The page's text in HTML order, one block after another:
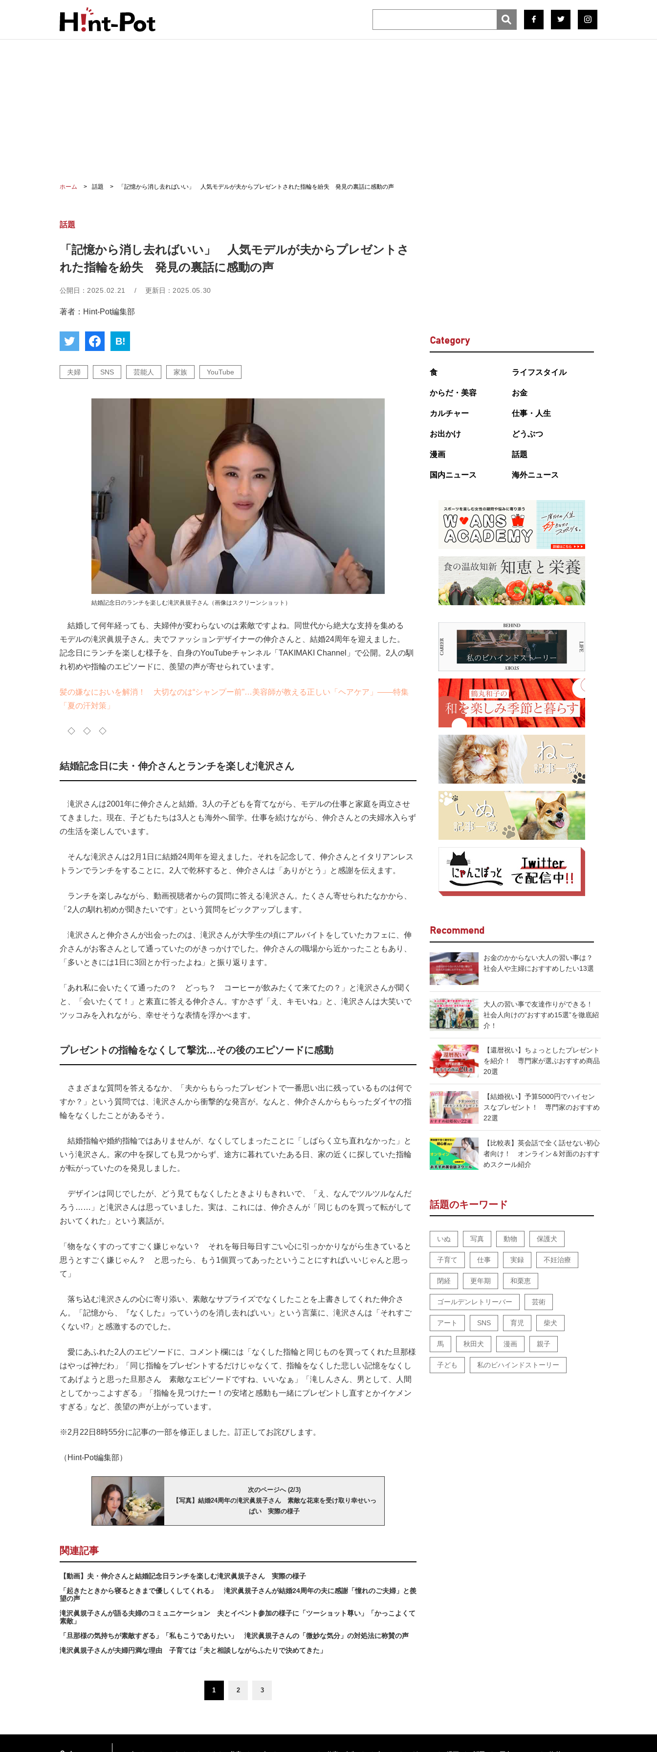
ホーム 話題 「記憶から消し去ればいい」 人気モデルが夫からプレゼントされた指輪を紛失 発見の裏話に感動の声
話題
「記憶から消し去ればいい」 人気モデルが夫からプレゼントさ
れた指輪を紛失 発見の裏話に感動の声
公開日： 2025.02.21 / 更新日： 2025.05.30
著者：Hint-Pot編集部
B!
夫婦 SNS 芸能人 家族 YouTube
結婚記念日のランチを楽しむ滝沢眞規子さん（画像はスクリーンショット）
結婚して何年経っても、夫婦仲が変わらないのは素敵ですよね。同世代から絶大な支持を集める
モデルの滝沢眞規子さん。夫でファッションデザイナーの伸介さんと、結婚24周年を迎えました。
記念日にランチを楽しむ様子を、自身のYouTubeチャンネル「TAKIMAKI Channel」で公開。2人の馴
れ初めや指輪のエピソードに、羨望の声が寄せられています。
髪の嫌なにおいを解消！ 大切なのは“シャンプー前”…美容師が教える正しい「ヘアケア」――特集
「夏の汗対策」
◇ ◇ ◇
結婚記念日に夫・伸介さんとランチを楽しむ滝沢さん
滝沢さんは2001年に伸介さんと結婚。3人の子どもを育てながら、モデルの仕事と家庭を両立させ
てきました。現在、子どもたちは3人とも海外へ留学。仕事を続けながら、伸介さんとの夫婦水入らず
の生活を楽しんでいます。
そんな滝沢さんは2月1日に結婚24周年を迎えました。それを記念して、伸介さんとイタリアンレス
トランでランチをすることに。2人で乾杯すると、伸介さんは「ありがとう」と感謝を伝えます。
ランチを楽しみながら、動画視聴者からの質問に答える滝沢さん。たくさん寄せられたなかから、
「2人の馴れ初めが聞きたいです」という質問をピックアップします。
滝沢さんと伸介さんが出会ったのは、滝沢さんが大学生の頃にアルバイトをしていたカフェに、伸
介さんがお客さんとして通っていたのがきっかけでした。伸介さんの職場から近かったこともあり、
「多いときには1日に3回とか行ったよね」と振り返ります。
「あれ私に会いたくて通ったの？ どっち？ コーヒーが飲みたくて来てたの？」と滝沢さんが聞く
と、「会いたくて！」と素直に答える伸介さん。すかさず「え、キモいね」と、滝沢さんは大笑いで
ツッコみを入れながら、幸せそうな表情を浮かべます。
プレゼントの指輪をなくして撃沈…その後のエピソードに感動
さまざまな質問を答えるなか、「夫からもらったプレゼントで一番思い出に残っているものは何で
すか？」という質問では、滝沢さんから衝撃的な発言が。なんと、伸介さんからもらったダイヤの指
輪をなくしたことがあるそう。
結婚指輪や婚約指輪ではありませんが、なくしてしまったことに「しばらく立ち直れなかった」と
いう滝沢さん。家の中を探しても見つからず、途方に暮れていたある日、家の近くに探していた指輪
が転がっていたのを発見しました。
デザインは同じでしたが、どう見てもなくしたときよりもきれいで、「え、なんでツルツルなんだ
ろう……」と滝沢さんは思っていました。実は、これには、伸介さんが「同じものを買って転がして
おいてくれた」という裏話が。
「物をなくすのってすごく嫌じゃない？ それを毎日毎日すごい心に引っかかりながら生きていると
思うとすごく嫌じゃん？ と思ったら、もう1個買ってあったということにすればいいじゃんと思っ
て」
落ち込む滝沢さんの心に寄り添い、素敵なサプライズでなくしたことを上書きしてくれた伸介さ
ん。「記憶から、『なくした』っていうのを消し去ればいい」という言葉に、滝沢さんは「それすご
くない!?」と感激するのでした。
愛にあふれた2人のエピソードに、コメント欄には「なくした指輪と同じものを買ってくれた旦那様
はやっぱ神だわ」「同じ指輪をプレゼントするだけじゃなくて、指輪をなくした悲しい記憶をなくし
てあげようと思った旦那さん 素敵なエピソードですね、いいなぁ」「滝しんさん、男として、人間
としてかっこよすぎる」「指輪を見つけたー！の安堵と感動も一緒にプレゼントし直すとかイケメン
すぎる」など、羨望の声が上がっています。
※2月22日8時55分に記事の一部を修正しました。訂正してお詫びします。
（Hint-Pot編集部）
次のページへ (2/3)
【写真】結婚24周年の滝沢眞規子さん 素敵な花束を受け取り幸せいっ
ぱい 実際の様子
関連記事
【動画】夫・伸介さんと結婚記念日ランチを楽しむ滝沢眞規子さん 実際の様子
「起きたときから寝るときまで優しくしてくれる」 滝沢眞規子さんが結婚24周年の夫に感謝「憧れのご夫婦」と羨
望の声
滝沢眞規子さんが語る夫婦のコミュニケーション 夫とイベント参加の様子に「ツーショット尊い」「かっこよくて
素敵」
「旦那様の気持ちが素敵すぎる」「私もこうでありたい」 滝沢眞規子さんの「微妙な気分」の対処法に称賛の声
滝沢眞規子さんが夫婦円満な理由 子育ては「夫と相談しながらふたりで決めてきた」
1 2 3
Category
食 ライフスタイル
からだ・美容 お金
カルチャー 仕事・人生
お出かけ どうぶつ
漫画 話題
国内ニュース 海外ニュース
Recommend
お金のかからない大人の習い事は？
社会人や主婦におすすめしたい13選
大人の習い事で友達作りができる！
社会人向けの“おすすめ15選”を徹底紹
介！
【還暦祝い】ちょっとしたプレゼント
を紹介！ 専門家が選ぶおすすめ商品
20選
【結婚祝い】予算5000円でハイセン
スなプレゼント！ 専門家のおすすめ
22選
【比較表】英会話で全く話せない初心
者向け！ オンライン＆対面のおすす
めスクール紹介
話題のキーワード
いぬ 写真 動物 保護犬
子育て 仕事 実録 不妊治療
閉経 更年期 和栗恵
ゴールデンレトリーバー 芸術
アート SNS 育児 柴犬
馬 秋田犬 漫画 親子
子ども 私のビハインドストーリー